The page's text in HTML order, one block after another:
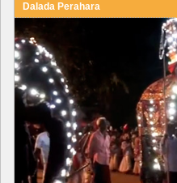
Dalada Perahara